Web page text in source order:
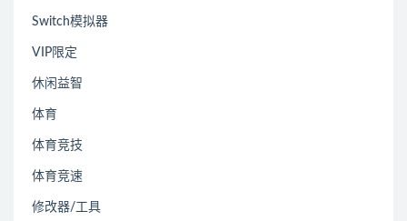
Switch模拟器
VIP限定
休闲益智
体育
体育竞技
体育竞速
修改器/工具